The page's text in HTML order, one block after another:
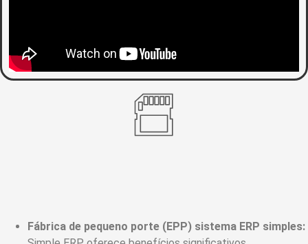
Fábrica de pequeno porte (EPP) sistema ERP simples: